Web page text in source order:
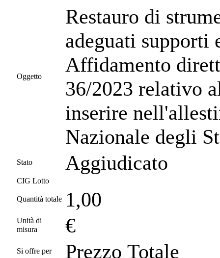
Oggetto
Restauro di
adeguati supporti
Affidamento
36/2023 relativo
inserire
Nazionale degli
Stato Aggiudicato
CIG Lotto
Quantità totale 1,00
Unità di
misura
€
Si offre per Prezzo Totale